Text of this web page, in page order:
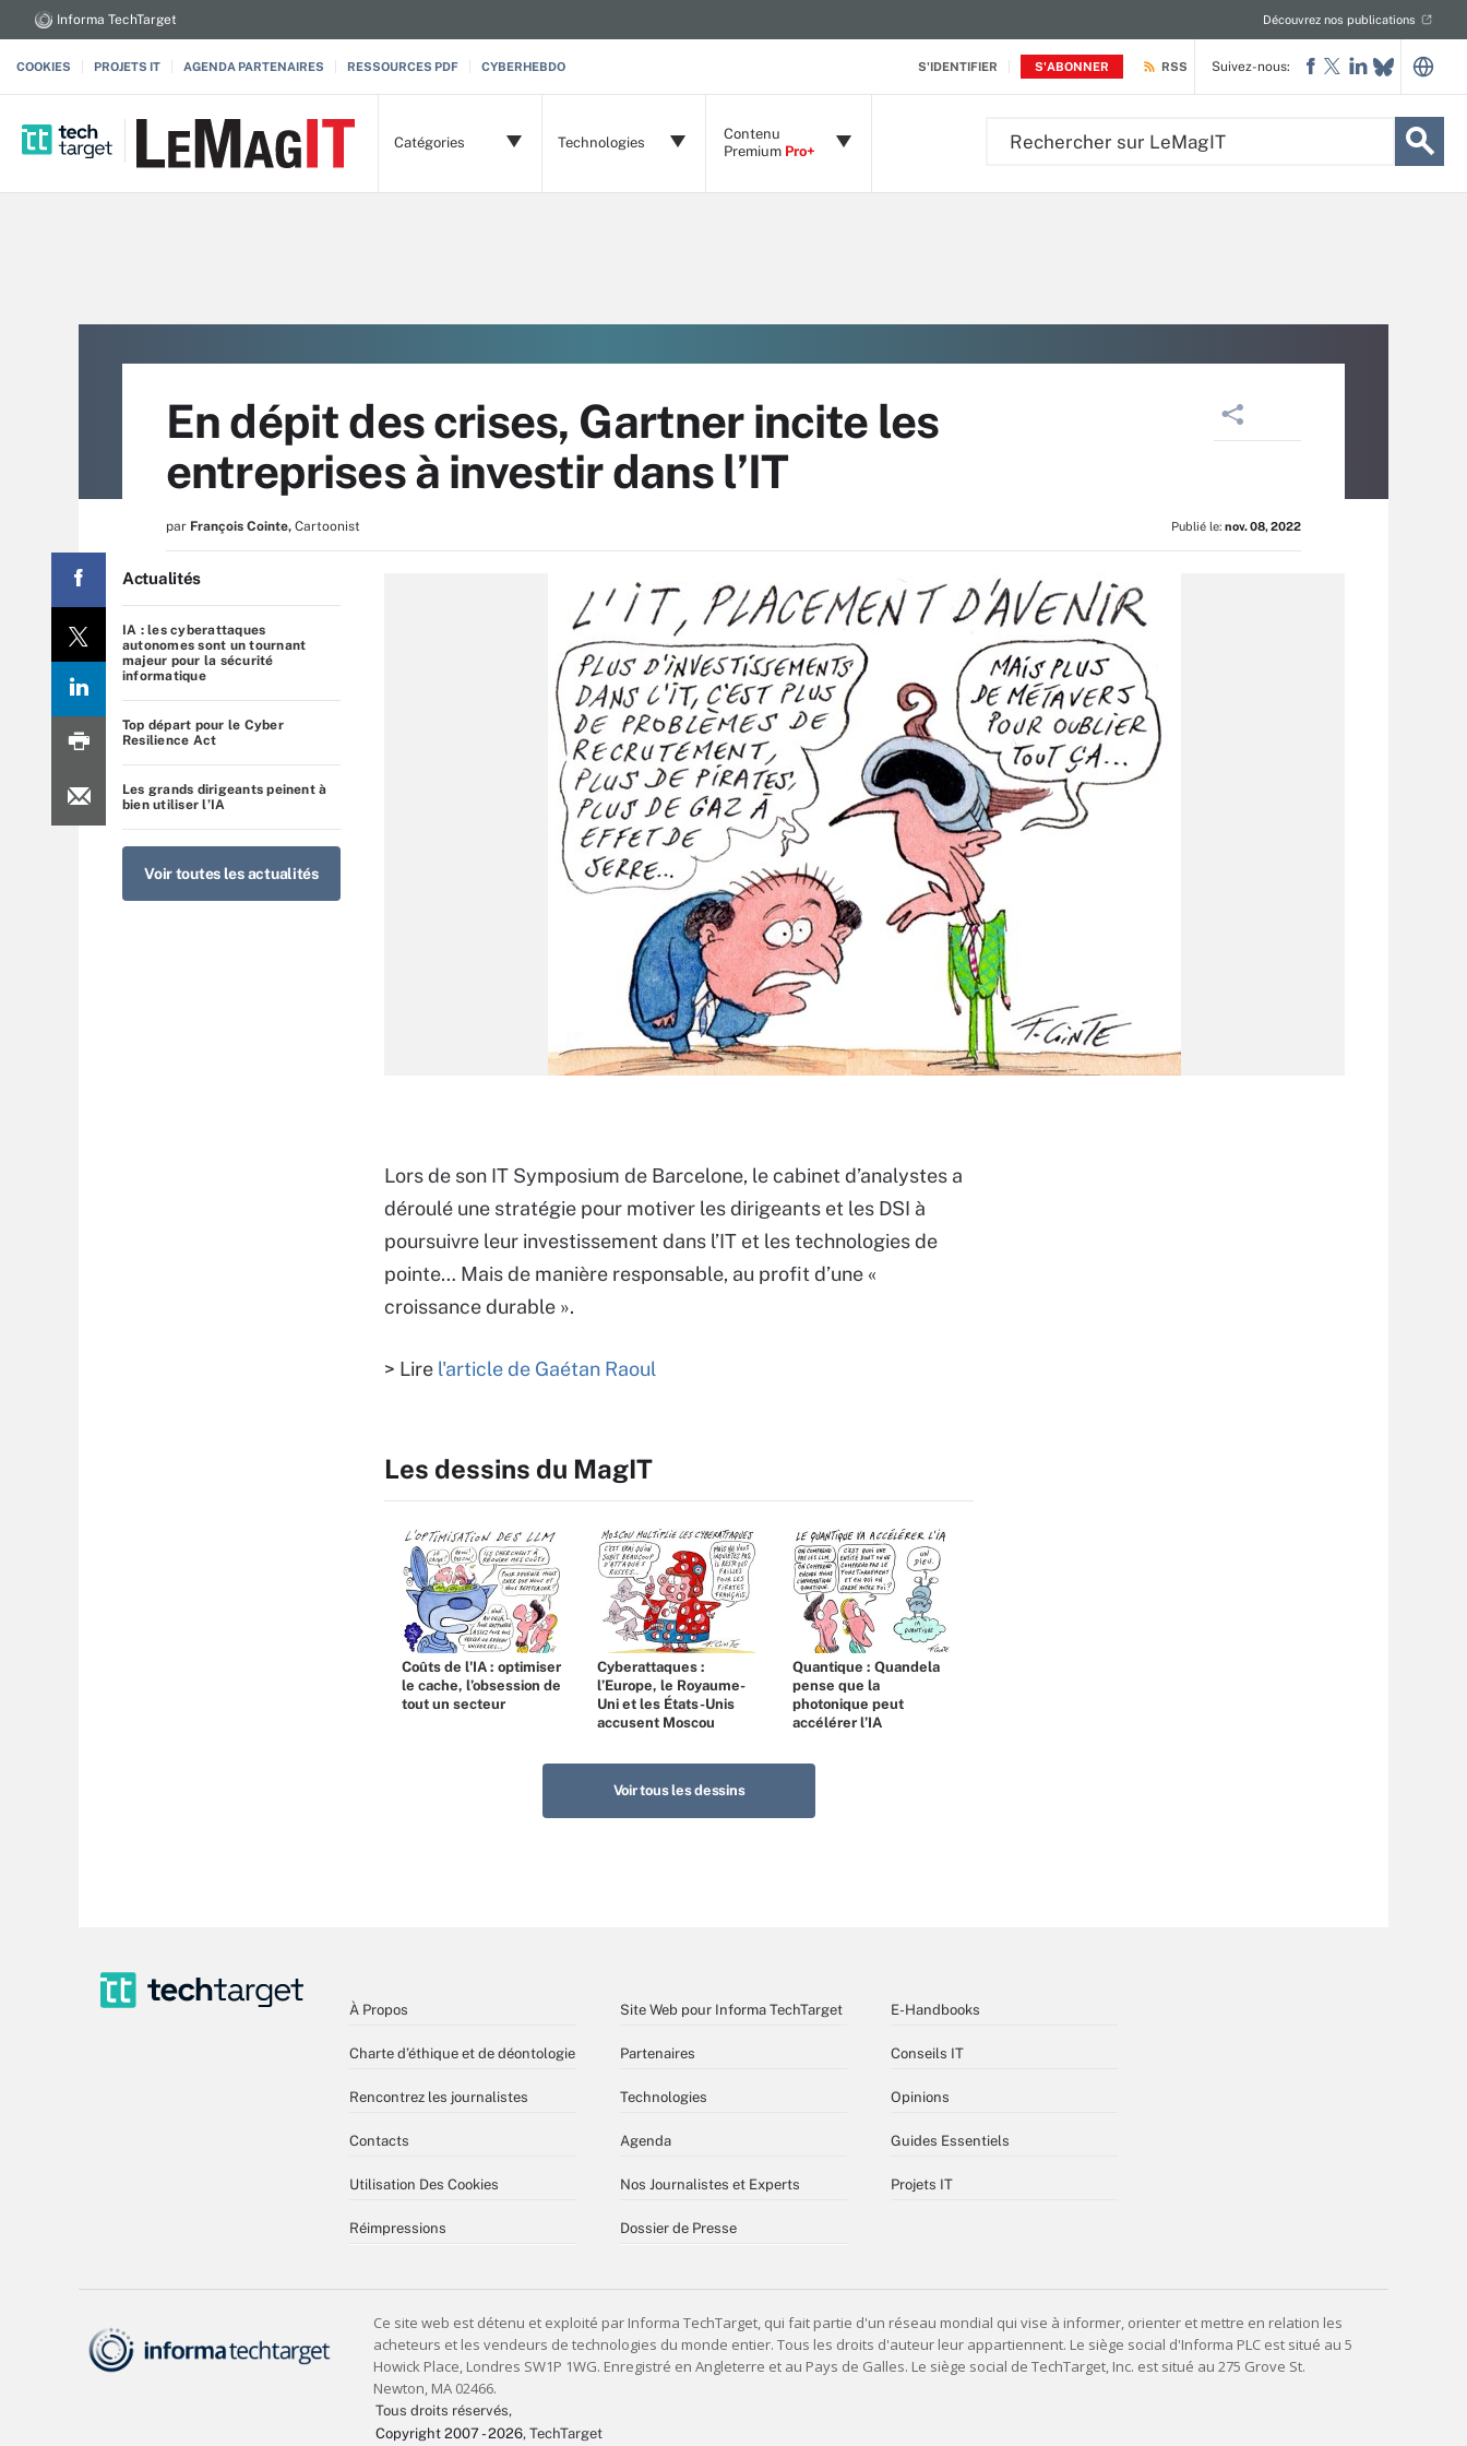
S'IDENTIFIER S'ABONNER
Informa TechTarget Découvrez nos publications
COOKIES PROJETS IT AGENDA PARTENAIRES RESSOURCES PDF CYBERHEBDO RSS
Catégories Technologies
Contenu
Premium Pro+
Suivez-nous:
En dépit des crises, Gartner incite les
entreprises à investir dans l’IT
par François Cointe, Cartoonist Publié le: nov. 08, 2022
Actualités
IA : les cyberattaques
autonomes sont un tournant
majeur pour la sécurité
informatique
Top départ pour le Cyber
Resilience Act
Les grands dirigeants peinent à
bien utiliser l’IA
Voir toutes les actualités
Lors de son IT Symposium de Barcelone, le cabinet d’analystes a
déroulé une stratégie pour motiver les dirigeants et les DSI à
poursuivre leur investissement dans l’IT et les technologies de
pointe… Mais de manière responsable, au profit d’une «
croissance durable ».
> Lire l'article de Gaétan Raoul
Les dessins du MagIT
Coûts de l'IA : optimiser
le cache, l’obsession de
tout un secteur
Cyberattaques :
l’Europe, le Royaume-
Uni et les États-Unis
accusent Moscou
Quantique : Quandela
pense que la
photonique peut
accélérer l’IA
Voir tous les dessins
À Propos
Charte d’éthique et de déontologie
Rencontrez les journalistes
Contacts
Utilisation Des Cookies
Réimpressions
Site Web pour Informa TechTarget
Partenaires
Technologies
Agenda
Nos Journalistes et Experts
Dossier de Presse
E-Handbooks
Conseils IT
Opinions
Guides Essentiels
Projets IT
Tous droits réservés,
Copyright 2007 - 2026, TechTarget